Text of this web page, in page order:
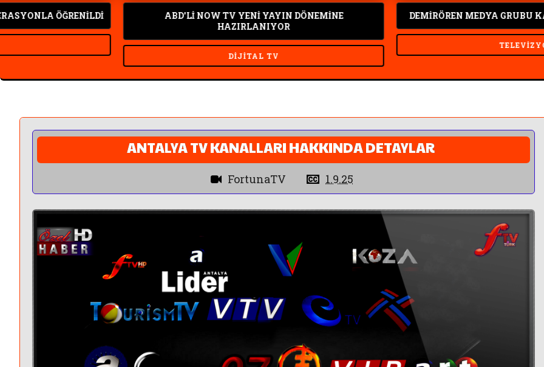
ABD'Lİ NOW TV YENİ YAYIN DÖNEMİNE
HAZIRLANIYOR
DEMİRÖREN MEDYA GRUBU KANALLARI
TELEVIZYON
ANTALYA TV KANALLARI HAKKINDA DETAYLAR
FortunaTV 1.9.25
"Ben Senin Bildiğin
Kanallardan Değilim"
Kültür Sanat, Sinema ve Spor içerikleri
alıntısız ve nitelikli. Siyasetten uzak
Kadınları obje olarak
tıklanma tuzaklarına